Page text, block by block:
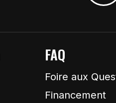
FAQ
Foire aux
Financement